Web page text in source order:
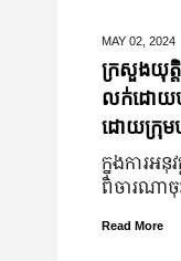
MAY 02, 2024
ក្រសួងយុត្តិ
លក់ដោយបង្
ដោយក្រុម
ក្នុងការអនុ
ពិចារណាចុ
Read More